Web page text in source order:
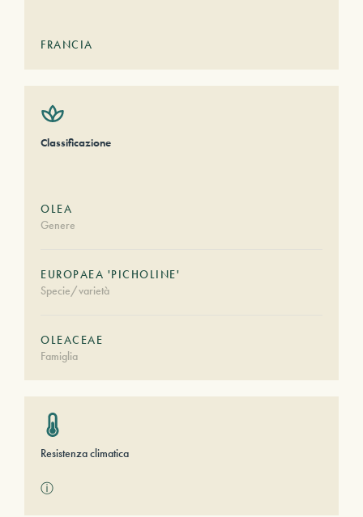
FRANCIA
Classificazione
OLEA
Genere
EUROPAEA 'PICHOLINE'
Specie/varietà
OLEACEAE
Famiglia
Resistenza climatica
ⓘ